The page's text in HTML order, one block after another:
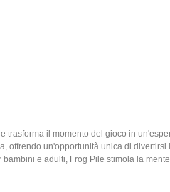
trasforma il momento del gioco in
offrendo un'opportunità unica di
e adulti, Frog Pile stimola la